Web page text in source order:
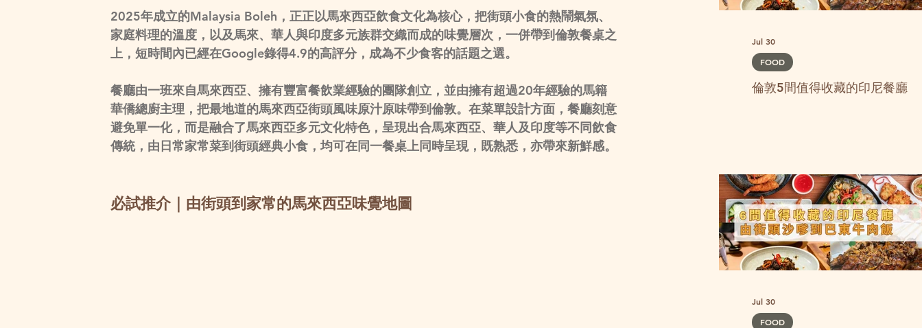
2025年成立的Malaysia Boleh，正正以馬來西亞飲食文化為核心，把街頭小食的熱鬧氣氛、
家庭料理的溫度，以及馬來、華人與印度多元族群交織而成的味覺層次，一併帶到倫敦餐桌之
上，短時間內已經在Google錄得4.9的高評分，成為不少食客的話題之選。
餐廳由一班來自馬來西亞、擁有豐富餐飲業經驗的團隊創立，並由擁有超過20年經驗的馬籍
華僑總廚主理，把最地道的馬來西亞街頭風味原汁原味帶到倫敦。在菜單設計方面，餐廳刻意
避免單一化，而是融合了馬來西亞多元文化特色，呈現出合馬來西亞、華人及印度等不同飲食
傳統，由日常家常菜到街頭經典小食，均可在同一餐桌上同時呈現，既熟悉，亦帶來新鮮感。
必試推介｜由街頭到家常的馬來西亞味覺地圖
倫敦5間值得收藏的印尼餐廳
FOOD
Jul 30
FOOD
Jul 30